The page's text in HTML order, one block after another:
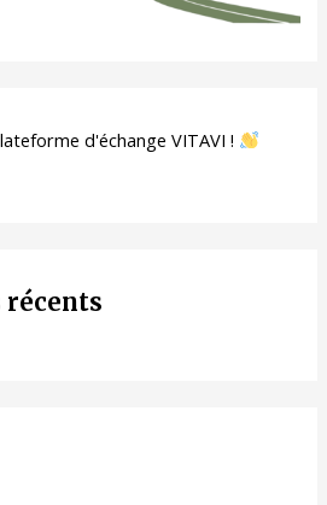
d'échange VITAVI !
récents